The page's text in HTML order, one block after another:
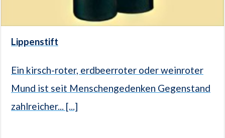
Lippenstift
Ein kirsch-roter, erdbeerroter oder weinroter
Mund ist seit Menschengedenken Gegenstand
zahlreicher... [...]